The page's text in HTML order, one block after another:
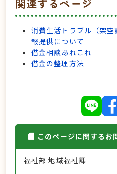
関連するページ
消費生活トラブル（架
報提供について
借金相談あれこれ
借金の整理方法
このページに関するお
福祉部 地域福祉課